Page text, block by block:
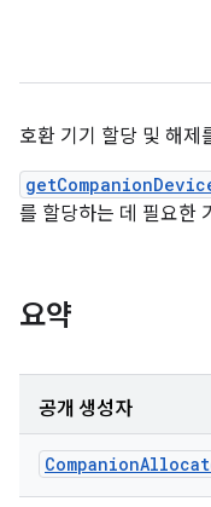
호환 기기 할당 및 해제
를 할당하는 데 필요한
요약
공개 생성자
Companion